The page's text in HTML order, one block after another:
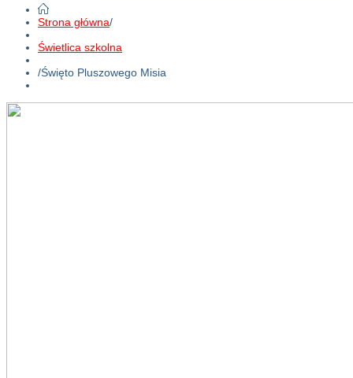
Strona główna/
Świetlica szkolna
/Święto Pluszowego Misia